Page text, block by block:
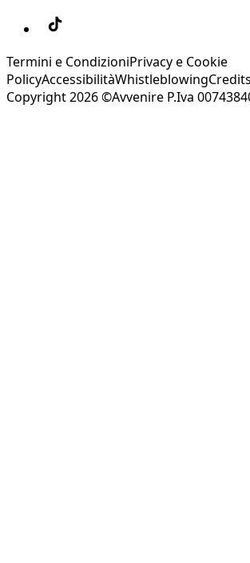
Termini e CondizioniPrivacy e Cookie
PolicyAccessibilitàWhistleblowingCredits
Copyright 2026 ©Avvenire P.Iva